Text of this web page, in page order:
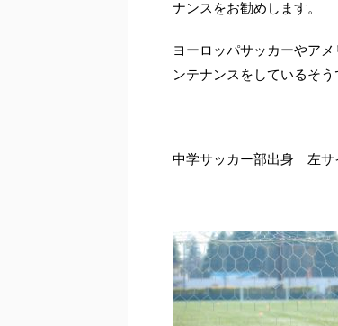
ナンスをお勧めします。
ヨーロッパサッカーやア
ンテナンスをしているそう
中学サッカー部出身 左サ